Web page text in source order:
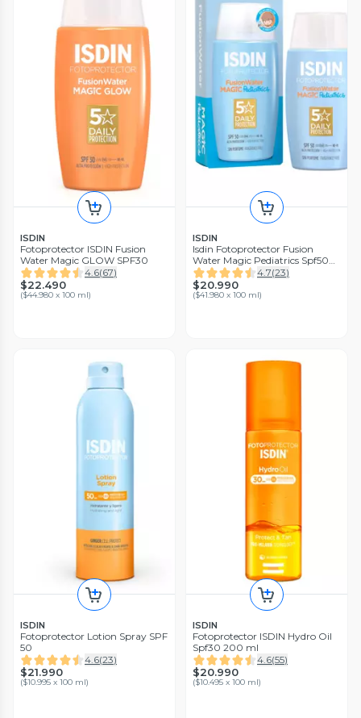
ISDIN
Fotoprotector ISDIN Fusion
Water Magic GLOW SPF30
4.6(67)
$22.490
($44.980 x 100 ml)
ISDIN
Isdin Fotoprotector Fusion
Water Magic Pediatrics Spf50
50 ml
4.7(23)
$20.990
($41.980 x 100 ml)
ISDIN
Fotoprotector Lotion Spray SPF
50
4.6(23)
$21.990
($10.995 x 100 ml)
ISDIN
Fotoprotector ISDIN Hydro Oil
Spf30 200 ml
4.6(55)
$20.990
($10.495 x 100 ml)